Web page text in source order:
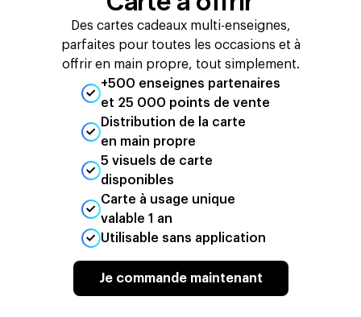
Des cartes cadeaux multi-enseignes,
parfaites pour toutes les occasions et à
offrir en main propre, tout simplement.
+500 enseignes partenaires
et 25 000 points de vente
Distribution de la carte
en main propre
5 visuels de carte
disponibles
Carte à usage unique
valable 1 an
Utilisable sans application
Je commande maintenant